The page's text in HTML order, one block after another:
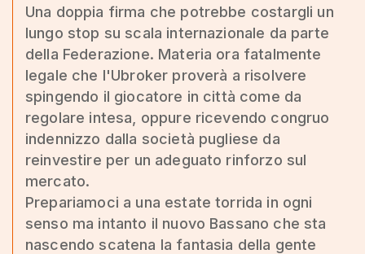
Una doppia firma che potrebbe costargli un
lungo stop su scala internazionale da parte
della Federazione. Materia ora fatalmente
legale che l'Ubroker proverà a risolvere
spingendo il giocatore in città come da
regolare intesa, oppure ricevendo congruo
indennizzo dalla società pugliese da
reinvestire per un adeguato rinforzo sul
mercato.
Prepariamoci a una estate torrida in ogni
senso ma intanto il nuovo Bassano che sta
nascendo scatena la fantasia della gente